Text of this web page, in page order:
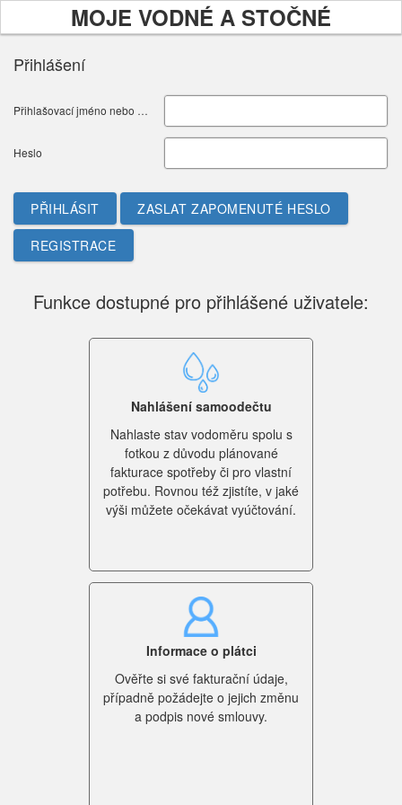
MOJE VODNÉ A STOČNÉ
Přihlášení
Přihlašovací jméno nebo E-mail
Heslo
PŘIHLÁSIT ZASLAT ZAPOMENUTÉ HESLO
REGISTRACE
Funkce dostupné pro přihlášené uživatele:
Nahlášení samoodečtu
Nahlaste stav vodoměru spolu s
fotkou z důvodu plánované
fakturace spotřeby či pro vlastní
potřebu. Rovnou též zjistíte, v jaké
výši můžete očekávat vyúčtování.
Informace o plátci
Ověřte si své fakturační údaje,
případně požádejte o jejich změnu
a podpis nové smlouvy.